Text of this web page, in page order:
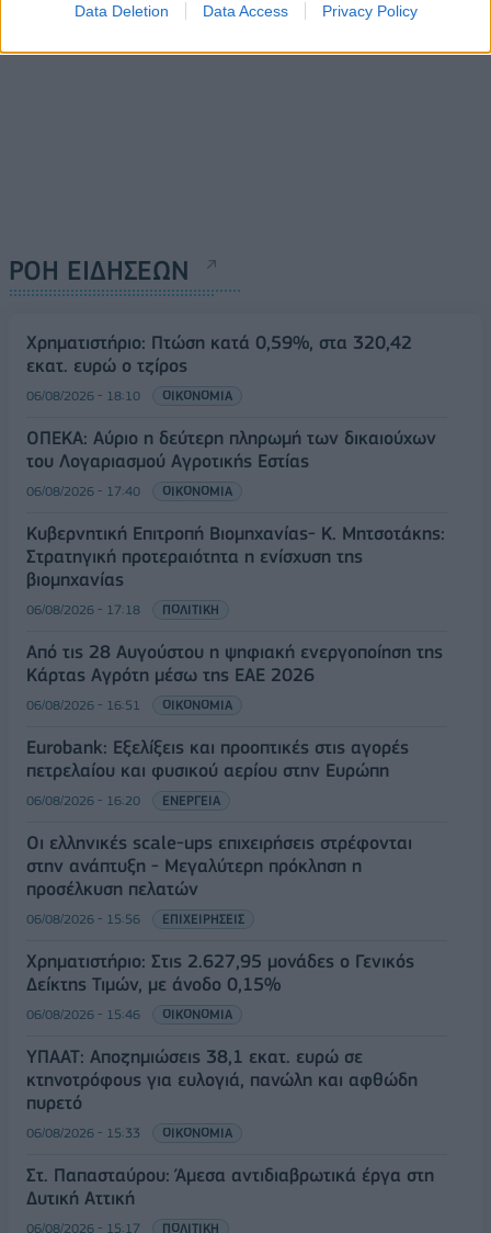
Data Deletion Data Access Privacy Policy
ΡΟΗ ΕΙΔΗΣΕΩΝ
Χρηματιστήριο: Πτώση κατά 0,59%, στα 320,42
εκατ. ευρώ ο τζίρος
06/08/2026 - 18:10 ΟΙΚΟΝΟΜΙΑ
ΟΠΕΚΑ: Αύριο η δεύτερη πληρωμή των δικαιούχων
του Λογαριασμού Αγροτικής Εστίας
06/08/2026 - 17:40 ΟΙΚΟΝΟΜΙΑ
Κυβερνητική Επιτροπή Βιομηχανίας- Κ. Μητσοτάκης:
Στρατηγική προτεραιότητα η ενίσχυση της
βιομηχανίας
06/08/2026 - 17:18 ΠΟΛΙΤΙΚΗ
Από τις 28 Αυγούστου η ψηφιακή ενεργοποίηση της
Κάρτας Αγρότη μέσω της ΕΑΕ 2026
06/08/2026 - 16:51 ΟΙΚΟΝΟΜΙΑ
Eurobank: Εξελίξεις και προοπτικές στις αγορές
πετρελαίου και φυσικού αερίου στην Ευρώπη
06/08/2026 - 16:20 ΕΝΕΡΓΕΙΑ
Οι ελληνικές scale-ups επιχειρήσεις στρέφονται
στην ανάπτυξη - Μεγαλύτερη πρόκληση η
προσέλκυση πελατών
06/08/2026 - 15:56 ΕΠΙΧΕΙΡΗΣΕΙΣ
Χρηματιστήριο: Στις 2.627,95 μονάδες ο Γενικός
Δείκτης Τιμών, με άνοδο 0,15%
06/08/2026 - 15:46 ΟΙΚΟΝΟΜΙΑ
ΥΠΑΑΤ: Αποζημιώσεις 38,1 εκατ. ευρώ σε
κτηνοτρόφους για ευλογιά, πανώλη και αφθώδη
πυρετό
06/08/2026 - 15:33 ΟΙΚΟΝΟΜΙΑ
Στ. Παπασταύρου: Άμεσα αντιδιαβρωτικά έργα στη
Δυτική Αττική
06/08/2026 - 15:17 ΠΟΛΙΤΙΚΗ